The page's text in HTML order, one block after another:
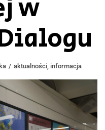
w
aktualności informacja